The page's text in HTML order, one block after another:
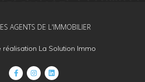
AGENTS DE L'IMMOBILIER
réalisation La Solution Immo